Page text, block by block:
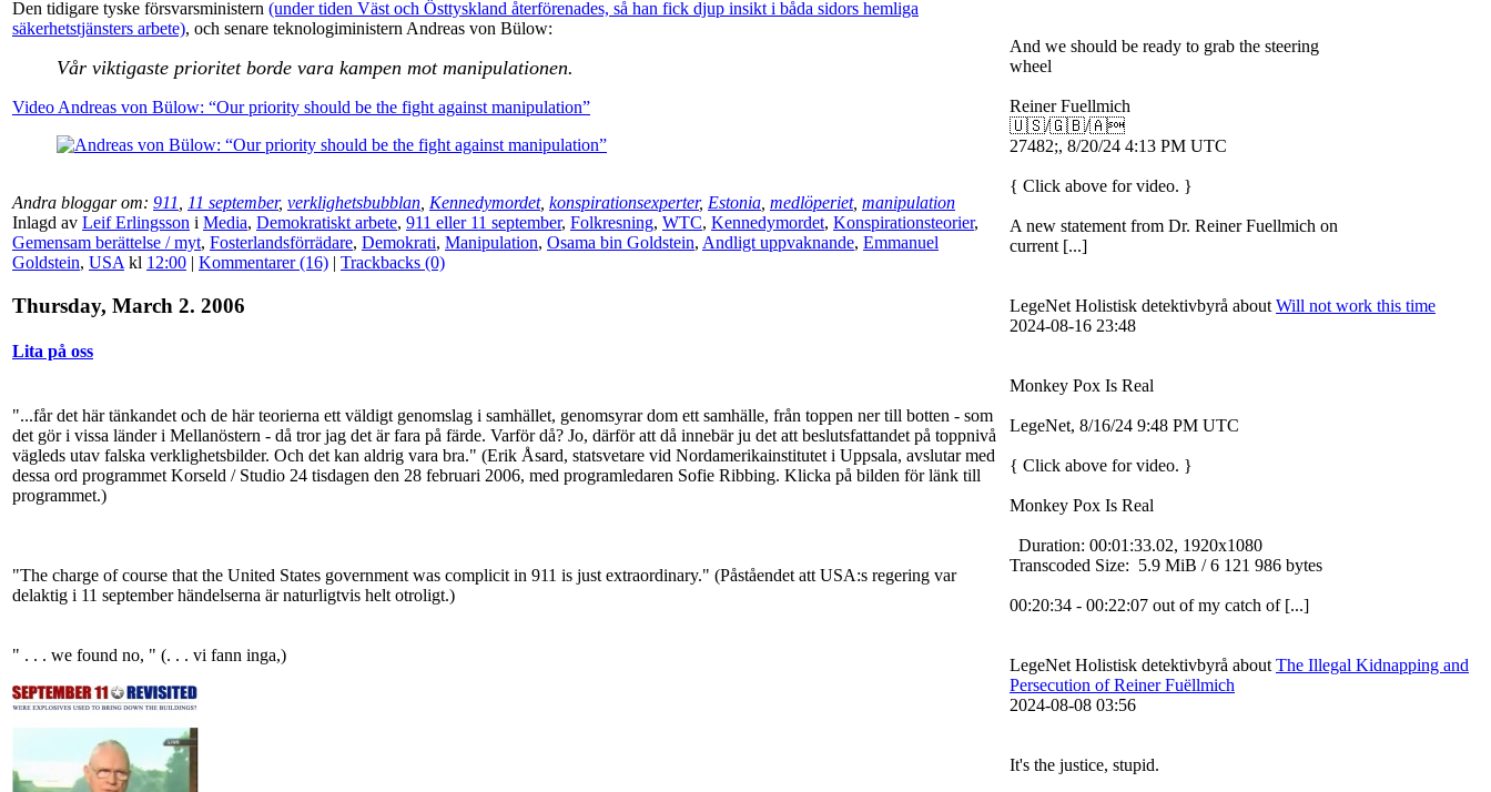
Den tidigare tyske försvarsministern (under tiden Väst och Östtyskland återförenades, så han fick djup insikt i båda sidors hemliga
säkerhetstjänsters arbete), och senare teknologiministern Andreas von Bülow:
Vår viktigaste prioritet borde vara kampen mot manipulationen.
Video Andreas von Bülow: “Our priority should be the fight against manipulation”
Andra bloggar om: 911 11 september, verklighetsbubblan Kennedymordet, konspirationsexperter, Estonia medlöperiet, manipulation
Inlagd av Leif Erlingsson i Media, Demokratiskt arbete, 911 eller 11 september, Folkresning, WTC, Kennedymordet, Konspirationsteorier,
Gemensam berättelse / myt, Fosterlandsförrädare, Demokrati, Manipulation, Osama bin Goldstein, Andligt uppvaknande, Emmanuel
Goldstein, USA kl 12:00 | Kommentarer (16) | Trackbacks (0)
Thursday, March 2. 2006
Lita på oss
"...får det här tänkandet och de här teorierna ett väldigt genomslag i samhället, genomsyrar dom ett samhälle, från toppen ner till botten - som
det gör i vissa länder i Mellanöstern - då tror jag det är fara på färde. Varför då? Jo, därför att då innebär ju det att beslutsfattandet på toppnivå
vägleds utav falska verklighetsbilder. Och det kan aldrig vara bra." (Erik Åsard, statsvetare vid Nordamerikainstitutet i Uppsala, avslutar med
dessa ord programmet Korseld / Studio 24 tisdagen den 28 februari 2006, med programledaren Sofie Ribbing. Klicka på bilden för länk till
"The charge of course that the United States government was complicit in 911 is just extraordinary." (Påståendet att USA:s regering var
" . . . we found no, " (. . . vi fann inga,)
And we should be ready to grab the steering
wheel
Reiner Fuellmich
🇺🇸/🇬🇧/🇦
27482;, 8/20/24 4:13 PM UTC
{ Click above for video. }
A new statement from Dr. Reiner Fuellmich on
current [...]
LegeNet Holistisk detektivbyrå aboutWill not work this time
2024-08-16 23:48
Monkey Pox Is Real
LegeNet, 8/16/24 9:48 PM UTC
{ Click above for video. }
Monkey Pox Is Real
Duration: 00:01:33.02, 1920x1080
Transcoded Size: 5.9 MiB / 6 121 986 bytes
00:20:34 - 00:22:07 out of my catch of [...]
LegeNet Holistisk detektivbyrå aboutThe Illegal Kidnapping and
Persecution of Reiner Fuëllmich
2024-08-08 03:56
It's the justice, stupid.